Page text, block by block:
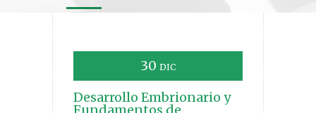
30 DIC
Desarrollo Embrionario y